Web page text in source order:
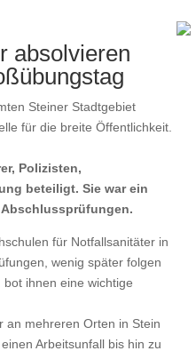
absolvieren
Steiner Stadtgebiet
für die breite Öffentlichkeit.
Polizisten,
beteiligt. Sie war ein
für Notfallsanitäter in
wenig später folgen
ihnen eine wichtige
an mehreren Orten in Stein
Arbeitsunfall bis hin zu